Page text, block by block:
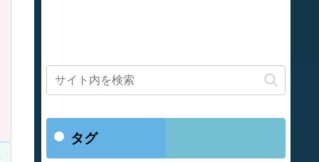
タグ